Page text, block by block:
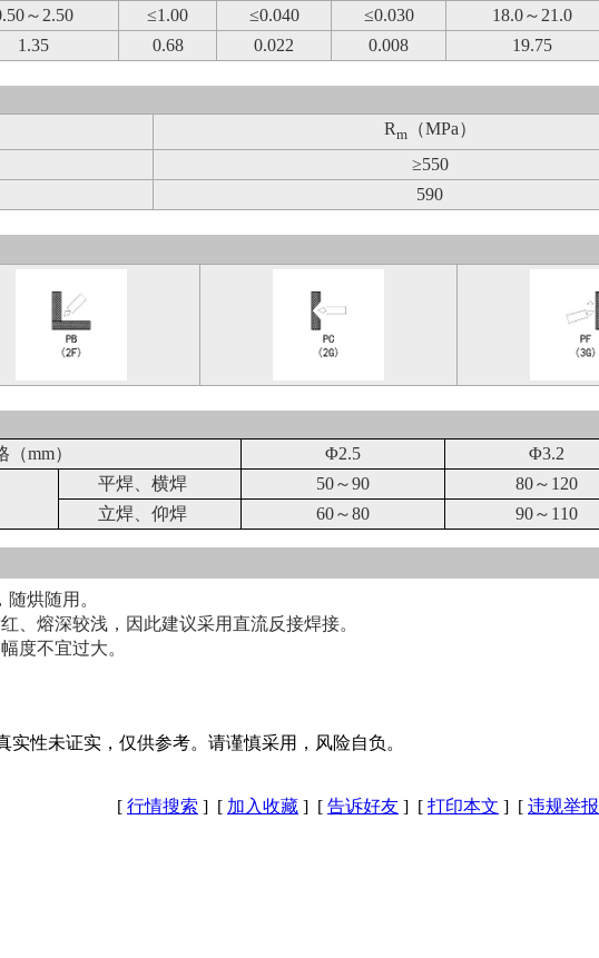
～2.50 ≤1.00 ≤0.040 ≤0.030 18.0～21.0
1.35 0.68 0.022 0.008 19.75
Rm （MPa）
≥550
590
mm） Φ2.5 Φ3.2
平焊、横焊 50～90 80～120
立焊、仰焊
60～80 90～110
烘随用。
、熔深较浅，因此建议采用直流反接焊接。
度不宜过大。
性未证实，仅供参考。请谨慎采用，风险自负。
[ 行情搜索 ] [ 加入收藏 ] [ 告诉好友 ] [ 打印本文 ] [ 违规举报